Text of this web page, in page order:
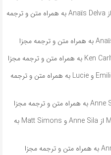
آهنگ فرانسوی On n’a qu’une vie از Anaïs Delva به همراه متن و ترجمه
آهنگ فرانسوی Maison از Emilio Piano و Lucie به همراه متن و ترجمه
آهنگ فرانسوی Même si ça fait mal از Anne Sila و Matt Simons به